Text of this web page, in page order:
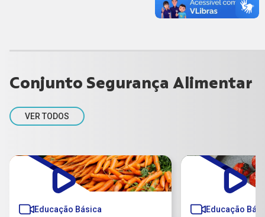
Conjunto Segurança Alimentar
VER TODOS
Educação Básica Educação